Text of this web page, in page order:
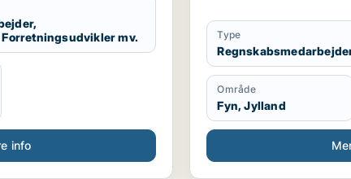
mv.
info
Type
Område
Fyn, Jylland